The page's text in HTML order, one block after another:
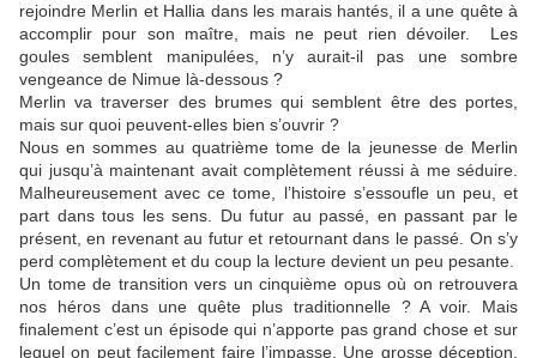
rejoindre Merlin et Hallia dans les marais hantés, il a une quête à
accomplir pour son maître, mais ne peut rien dévoiler. Les
goules semblent manipulées, n’y aurait-il pas une sombre
vengeance de Nimue là-dessous ?
Merlin va traverser des brumes qui semblent être des portes,
mais sur quoi peuvent-elles bien s’ouvrir ?
Nous en sommes au quatrième tome de la jeunesse de Merlin
qui jusqu’à maintenant avait complètement réussi à me séduire.
Malheureusement avec ce tome, l’histoire s’essoufle un peu, et
part dans tous les sens. Du futur au passé, en passant par le
présent, en revenant au futur et retournant dans le passé. On s’y
perd complètement et du coup la lecture devient un peu pesante.
Un tome de transition vers un cinquième opus où on retrouvera
nos héros dans une quête plus traditionnelle ? A voir. Mais
finalement c’est un épisode qui n’apporte pas grand chose et sur
lequel on peut facilement faire l’impasse. Une grosse déception,